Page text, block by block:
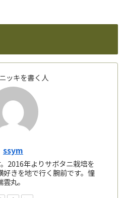
ッキを書く人
ssym
2016年よりサボタニ栽培を
好きを地で行く腕前です。憧
丸。